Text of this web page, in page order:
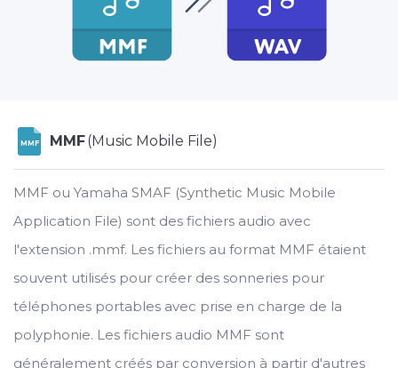
MMF MMF(Music Mobile File)
MMF ou Yamaha SMAF (Synthetic Music Mobile
Application File) sont des fichiers audio avec
l'extension .mmf. Les fichiers au format MMF étaient
souvent utilisés pour créer des sonneries pour
téléphones portables avec prise en charge de la
polyphonie. Les fichiers audio MMF sont
généralement créés par conversion à partir d'autres